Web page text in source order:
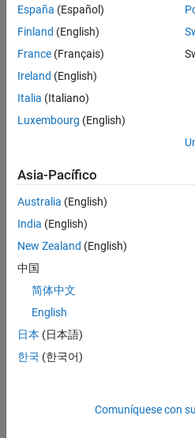
han
traducido
todos
los
empleos.
Busque
por
ubicación
todos
empleos
en su
zona.
Product Strategy Lead -
Ecosystem for
US-MA-Natick
Experimentado
España (Español)
Finland (English)
France (Français)
Ireland (English)
Italia (Italiano)
Luxembourg (English)
Asia-Pacífico
Australia (English)
India (English)
New Zealand (English)
中国
简体中文
English
日本 (日本語)
한국 (한국어)
Comuníquese con